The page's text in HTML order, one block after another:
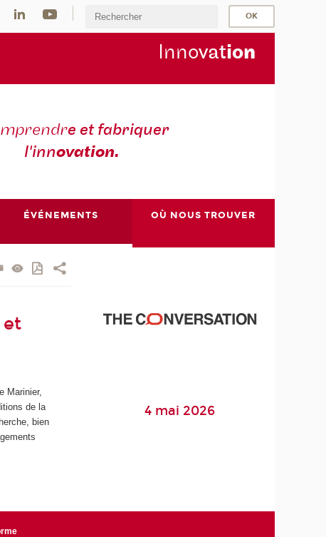
Innovation
e et fabriquer
l'innovation.
ÉVÉNEMENTS OÙ NOUS TROUVER
et
Marinier,
de la
bien
4 mai 2026